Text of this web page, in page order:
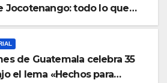
Jocotenango: todo lo que
saber para disfrutarla sin
de Guatemala celebra 35
el lema «Hechos para